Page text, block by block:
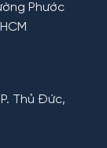
Phước
Thủ Đức,